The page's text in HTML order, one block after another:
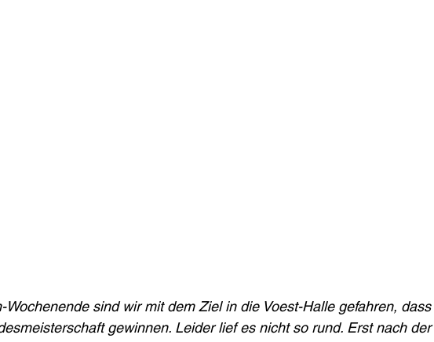
Wochenende sind wir mit dem Ziel in die Voest-Halle gefahren, dass
gewinnen. Leider lief es nicht so rund. Erst nach der